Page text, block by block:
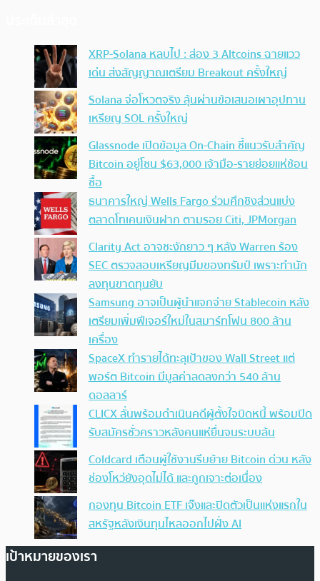
XRP-Solana หลบไป : ส่อง 3 Altcoins ฉายแวว
เด่น ส่งสัญญาณเตรียม Breakout ครั้งใหญ่
Solana จ่อโหวตจริง ลุ้นผ่านข้อเสนอเผาอุปทาน
เหรียญ SOL ครั้งใหญ่
Glassnode เปิดข้อมูล On-Chain ชี้แนวรับสำคัญ
Bitcoin อยู่โซน $63,000 เจ้ามือ-รายย่อยแห่ช้อน
ซื้อ
ธนาคารใหญ่ Wells Fargo ร่วมศึกชิงส่วนแบ่ง
ตลาดโทเคนเงินฝาก ตามรอย Citi, JPMorgan
Clarity Act อาจชะงักยาว ๆ หลัง Warren ร้อง
SEC ตรวจสอบเหรียญมีมของทรัมป์ เพราะทำนัก
ลงทุนขาดทุนยับ
Samsung อาจเป็นผู้นำแจกจ่าย Stablecoin หลัง
เตรียมเพิ่มฟีเจอร์ใหม่ในสมาร์ทโฟน 800 ล้าน
เครื่อง
SpaceX ทำรายได้ทะลุเป้าของ Wall Street แต่
พอร์ต Bitcoin มีมูลค่าลดลงกว่า 540 ล้าน
ดอลลาร์
CLICX ลั่นพร้อมดำเนินคดีผู้ตั้งใจบิดหนี้ พร้อมปิด
รับสมัครชั่วคราวหลังคนแห่ยื่นจนระบบล้น
Coldcard เตือนผู้ใช้งานรีบย้าย Bitcoin ด่วน หลัง
ช่องโหว่ยังอุดไม่ได้ และถูกเจาะต่อเนื่อง
กองทุน Bitcoin ETF เจ๊งและปิดตัวเป็นแห่งแรกใน
สหรัฐหลังเงินทุนไหลออกไปฝั่ง AI
เป้าหมายของเรา